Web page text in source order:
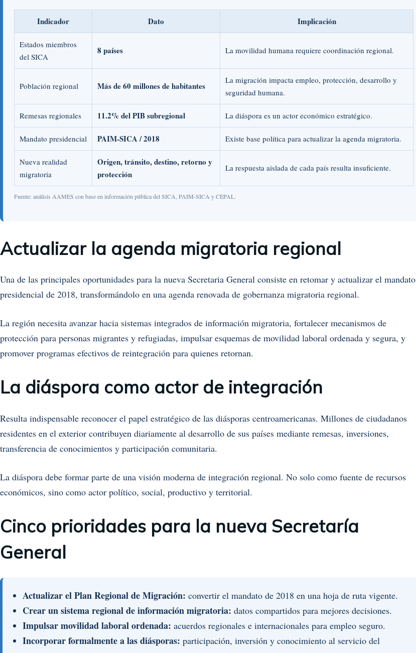
Indicador Dato Implicación
Estados miembros
del SICA
8 países La movilidad humana requiere coordinación regional.
Población regional Más de 60 millones de habitantes
La migración impacta empleo, protección, desarrollo y
seguridad humana.
Remesas regionales 11.2% del PIB subregional La diáspora es un actor económico estratégico.
Mandato presidencial PAIM-SICA / 2018 Existe base política para actualizar la agenda migratoria.
Nueva realidad
migratoria
Origen, tránsito, destino, retorno y
protección
La respuesta aislada de cada país resulta insuficiente.
Fuente: análisis AAMES con base en información pública del SICA, PAIM-SICA y CEPAL.
Actualizar la agenda migratoria regional
Una de las principales oportunidades para la nueva Secretaria General consiste en retomar y actualizar el mandato
presidencial de 2018, transformándolo en una agenda renovada de gobernanza migratoria regional.
La región necesita avanzar hacia sistemas integrados de información migratoria, fortalecer mecanismos de
protección para personas migrantes y refugiadas, impulsar esquemas de movilidad laboral ordenada y segura, y
promover programas efectivos de reintegración para quienes retornan.
La diáspora como actor de integración
Resulta indispensable reconocer el papel estratégico de las diásporas centroamericanas. Millones de ciudadanos
residentes en el exterior contribuyen diariamente al desarrollo de sus países mediante remesas, inversiones,
transferencia de conocimientos y participación comunitaria.
La diáspora debe formar parte de una visión moderna de integración regional. No solo como fuente de recursos
económicos, sino como actor político, social, productivo y territorial.
Cinco prioridades para la nueva Secretaría
General
Actualizar el Plan Regional de Migración: convertir el mandato de 2018 en una hoja de ruta vigente.
Crear un sistema regional de información migratoria: datos compartidos para mejores decisiones.
Impulsar movilidad laboral ordenada: acuerdos regionales e internacionales para empleo seguro.
Incorporar formalmente a las diásporas: participación, inversión y conocimiento al servicio del